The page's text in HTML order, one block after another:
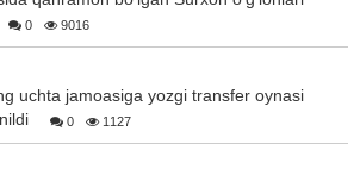
0 9016
uchta jamoasiga yozgi transfer oynasi
0 1127